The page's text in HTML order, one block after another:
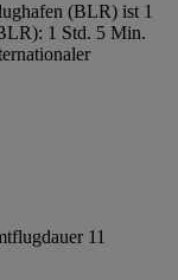
(BLR) ist 1
1 Std. 5 Min.
11